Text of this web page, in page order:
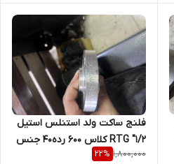
فلنج ساکت ولد استنلس استیل
RTG "1/2 کلاس 600 رده40 جنس
A182/F 316L فابریک
1,800,000
22%